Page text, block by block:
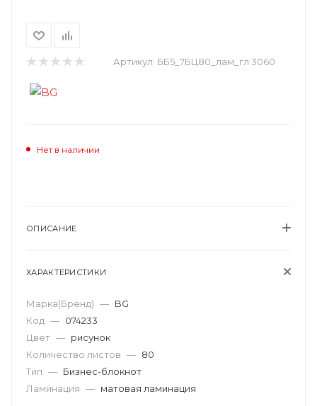
Артикул: ББ5_7БЦ80_лам_гл 3060
Нет в наличии
ОПИСАНИЕ
ХАРАКТЕРИСТИКИ
Марка(Бренд) — BG
Код — 074233
Цвет — рисунок
Количество листов — 80
Тип — Бизнес-блокнот
Ламинация — матовая ламинация